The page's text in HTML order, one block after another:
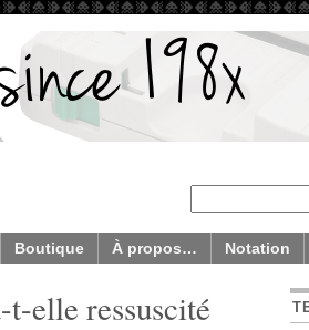
Boutique À propos… Notation
elle ressuscité